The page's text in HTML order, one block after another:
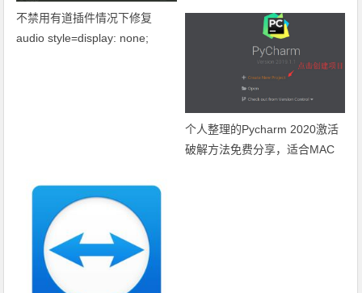
不禁用有道插件情况下修复
audio style=display: none;
个人整理的Pycharm 2020激活
破解方法免费分享，适合MAC